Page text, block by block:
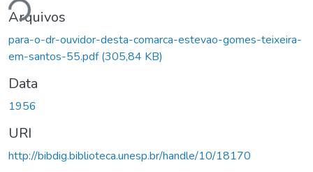
Arquivos
para-o-dr-ouvidor-desta-comarca-estevao-gomes-teixeira-
em-santos-55.pdf(305,84 KB)
Data
1956
URI
http://bibdig.biblioteca.unesp.br/handle/10/18170